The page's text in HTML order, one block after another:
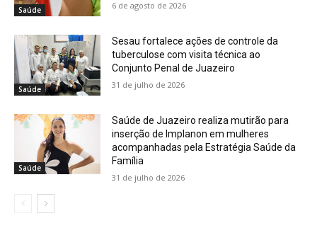
Saúde 6 de agosto de 2026
Saúde
Sesau fortalece ações de controle da
tuberculose com visita técnica ao
Conjunto Penal de Juazeiro
31 de julho de 2026
Saúde
Saúde de Juazeiro realiza mutirão para
inserção de Implanon em mulheres
acompanhadas pela Estratégia Saúde da
Família
31 de julho de 2026